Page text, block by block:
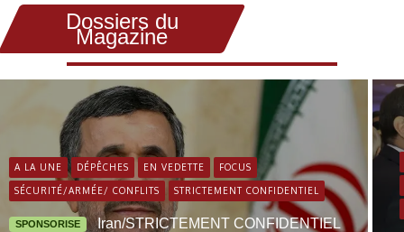
Dossiers du
Magazine
A LA UNE DÉPÊCHES EN VEDETTE FOCUS
SÉCURITÉ/ARMÉE/ CONFLITS STRICTEMENT CONFIDENTIEL
SPONSORISE
Iran/STRICTEMENT CONFIDENTIEL